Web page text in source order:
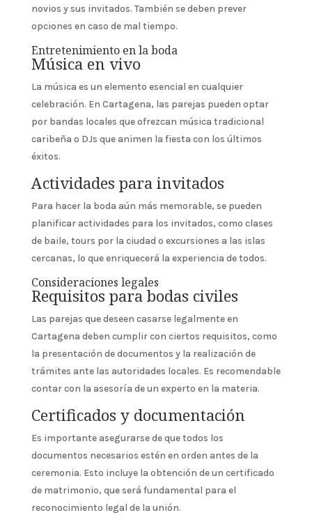
novios y sus invitados. También se deben prever
opciones en caso de mal tiempo.
Entretenimiento en la boda
Música en vivo
La música es un elemento esencial en cualquier
celebración. En Cartagena, las parejas pueden optar
por bandas locales que ofrezcan música tradicional
caribeña o DJs que animen la fiesta con los últimos
éxitos.
Actividades para invitados
Para hacer la boda aún más memorable, se pueden
planificar actividades para los invitados, como clases
de baile, tours por la ciudad o excursiones a las islas
cercanas, lo que enriquecerá la experiencia de todos.
Consideraciones legales
Requisitos para bodas civiles
Las parejas que deseen casarse legalmente en
Cartagena deben cumplir con ciertos requisitos, como
la presentación de documentos y la realización de
trámites ante las autoridades locales. Es recomendable
contar con la asesoría de un experto en la materia.
Certificados y documentación
Es importante asegurarse de que todos los
documentos necesarios estén en orden antes de la
ceremonia. Esto incluye la obtención de un certificado
de matrimonio, que será fundamental para el
reconocimiento legal de la unión.